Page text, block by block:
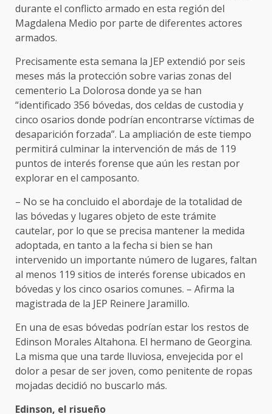
durante el conflicto armado en esta región del
Magdalena Medio por parte de diferentes actores
armados.
Precisamente esta semana la JEP extendió por seis
meses más la protección sobre varias zonas del
cementerio La Dolorosa donde ya se han
“identificado 356 bóvedas, dos celdas de custodia y
cinco osarios donde podrían encontrarse víctimas de
desaparición forzada”. La ampliación de este tiempo
permitirá culminar la intervención de más de 119
puntos de interés forense que aún les restan por
explorar en el camposanto.
– No se ha concluido el abordaje de la totalidad de
las bóvedas y lugares objeto de este trámite
cautelar, por lo que se precisa mantener la medida
adoptada, en tanto a la fecha si bien se han
intervenido un importante número de lugares, faltan
al menos 119 sitios de interés forense ubicados en
bóvedas y los cinco osarios comunes. – Afirma la
magistrada de la JEP Reinere Jaramillo.
En una de esas bóvedas podrían estar los restos de
Edinson Morales Altahona. El hermano de Georgina.
La misma que una tarde lluviosa, envejecida por el
dolor a pesar de ser joven, como penitente de ropas
mojadas decidió no buscarlo más.
Edinson, el risueño